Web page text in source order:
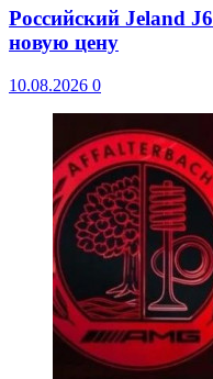
Российский Jeland
новую цену
10.08.2026 0